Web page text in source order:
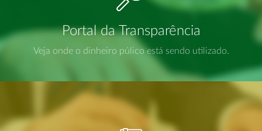
Portal da Transparência
Veja onde o dinheiro púlico está sendo utilizado.